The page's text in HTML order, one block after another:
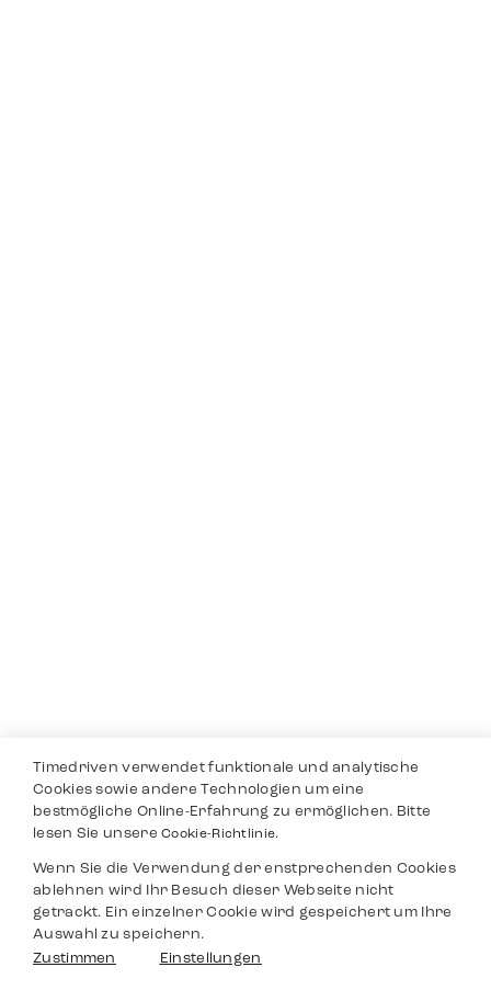
Timedriven verwendet funktionale und analytische
Cookies sowie andere Technologien um eine
bestmögliche Online-Erfahrung zu ermöglichen. Bitte
lesen Sie unsereCookie-Richtlinie.
Wenn Sie die Verwendung der enstprechenden Cookies
ablehnen wird Ihr Besuch dieser Webseite nicht
getrackt. Ein einzelner Cookie wird gespeichert um Ihre
Auswahl zu speichern.
Zustimmen
Einstellungen